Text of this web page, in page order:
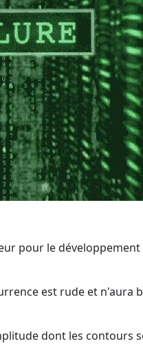
pour le développement
est rude et n'aura
dont les contours